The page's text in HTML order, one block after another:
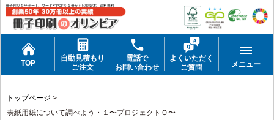
冊子作りをサポート。ワードやPDFを１冊から印刷製本。送料無料
TOP
自動見積もり
ご注文
電話で
お問い合わせ
よくいただく
ご質問
メニュー
トップページ >
表紙用紙について調べよう・１〜プロジェクトＯ〜